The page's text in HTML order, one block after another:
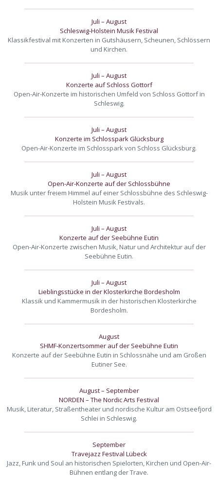
Juli – August
Schleswig-Holstein Musik Festival
Klassikfestival mit Konzerten in Gutshäusern, Scheunen, Schlössern
und Kirchen.
Juli – August
Konzerte auf Schloss Gottorf
Open-Air-Konzerte im historischen Umfeld von Schloss Gottorf in
Schleswig.
Juli – August
Konzerte im Schlosspark Glücksburg
Open-Air-Konzerte im Schlosspark von Schloss Glücksburg.
Juli – August
Open-Air-Konzerte auf der Schlossbühne
Musik unter freiem Himmel auf einer Schlossbühne des Schleswig-
Holstein Musik Festivals.
Juli – August
Konzerte auf der Seebühne Eutin
Open-Air-Konzerte zwischen Musik, Natur und Architektur auf der
Seebühne Eutin.
Juli – August
Lieblingsstücke in der Klosterkirche Bordesholm
Klassik und Kammermusik in der historischen Klosterkirche
Bordesholm.
August
SHMF-Konzertsommer auf der Seebühne Eutin
Konzerte auf der Seebühne Eutin in Schlossnähe und am Großen
Eutiner See.
August – September
NORDEN – The Nordic Arts Festival
Musik, Literatur, Straßentheater und nordische Kultur am Ostseefjord
Schlei in Schleswig.
September
Travejazz Festival Lübeck
Jazz, Funk und Soul an historischen Spielorten, Kirchen und Open-Air-
Bühnen entlang der Trave.